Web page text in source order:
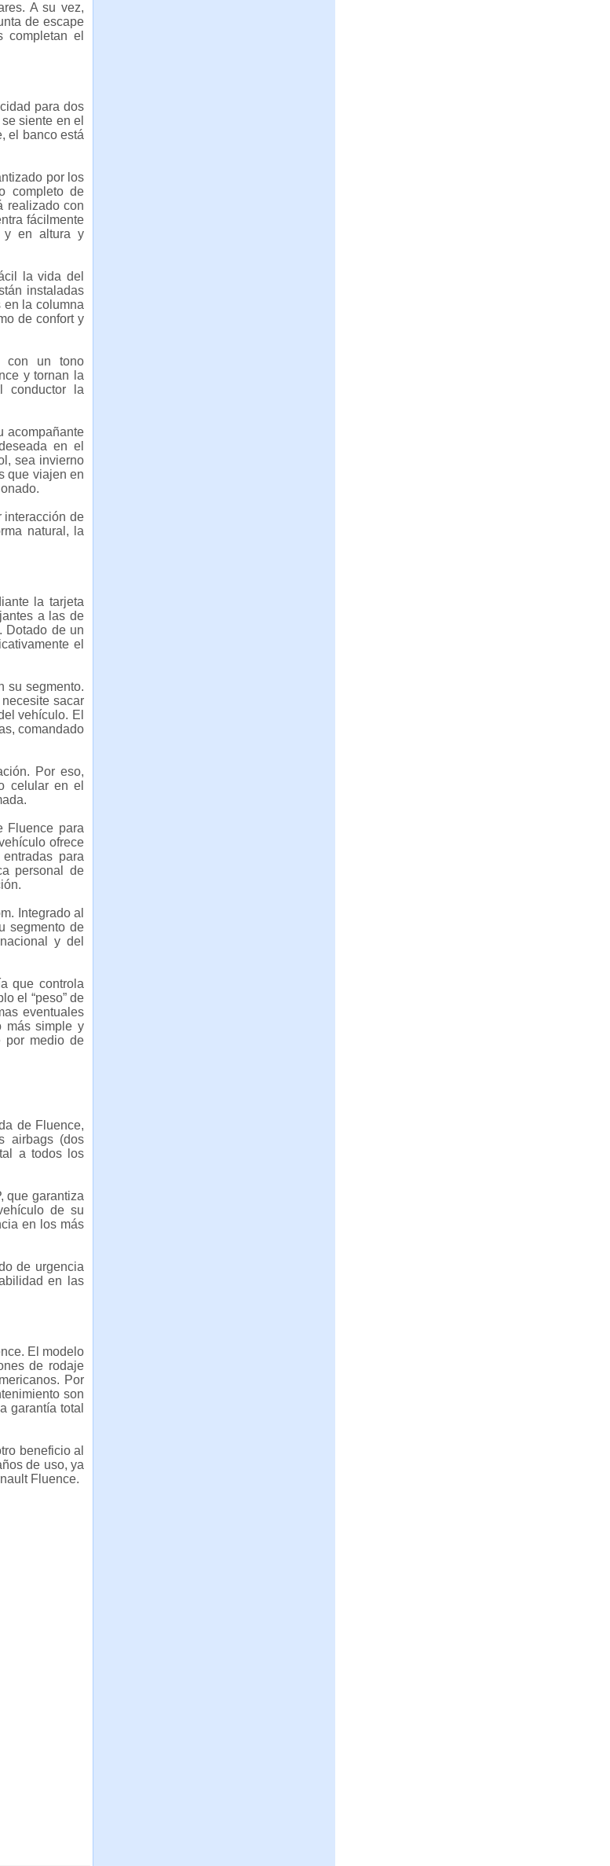
A su vez,
de escape
el
para dos
siente en el
el banco está
por los
completo de
realizado con
fácilmente
y en altura y
la vida del
instaladas
en la columna
de confort y
con un tono
y tornan la
conductor la
acompañante
en el
sea invierno
que viajen en
interacción de
natural, la
la tarjeta
a las de
Dotado de un
el
su segmento.
sacar
vehículo. El
comandado
Por eso,
celular en el
Fluence para
ofrece
para
personal de
Integrado al
segmento de
y del
que controla
el “peso” de
eventuales
más simple y
por medio de
de Fluence,
airbags (dos
a todos los
que garantiza
de su
en los más
de urgencia
en las
El modelo
de rodaje
Por
son
garantía total
beneficio al
de uso, ya
Fluence.